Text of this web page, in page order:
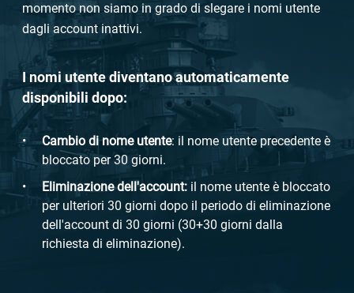
momento non siamo in grado di slegare i nomi utente
dagli account inattivi.
I nomi utente diventano automaticamente
disponibili dopo:
Cambio di nome utente: il nome utente precedente è
bloccato per 30 giorni.
Eliminazione dell'account: il nome utente è bloccato
per ulteriori 30 giorni dopo il periodo di eliminazione
dell'account di 30 giorni (30+30 giorni dalla
richiesta di eliminazione).